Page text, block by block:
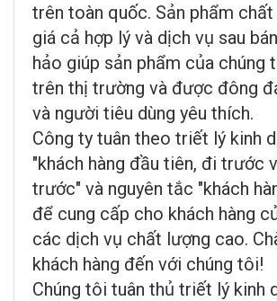
trên toàn quốc. Sản phẩm
giá cả hợp lý và dịch vụ sau
hảo giúp sản phẩm của chúng
trên thị trường và được đông
và người tiêu dùng yêu thích.
Công ty tuân theo triết lý kinh
"khách hàng đầu tiên, đi trước
trước" và nguyên tắc "khách
để cung cấp cho khách hàng
các dịch vụ chất lượng cao.
khách hàng đến với chúng tôi!
Chúng tôi tuân thủ triết lý kinh